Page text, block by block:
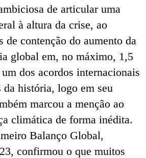
de articular uma
à altura da crise, ao
de contenção do aumento da
global em, no máximo, 1,5
dos acordos internacionais
história, logo em seu
marcou a menção ao
climática de forma inédita.
Balanço Global,
confirmou o que muitos